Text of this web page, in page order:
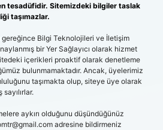
tesadüfidir. Sitemizdeki bilgiler taslak
taşımazlar.
gereğince Bilgi Teknolojileri ve İletişim
bir Yer Sağlayıcı olarak hizmet
içerikleri proaktif olarak denetleme
bulunmamaktadır. Ancak, üyelerimiz
taşımakta olup, siteye üye olarak
aykırı olduğunu düşündüğünüz
adresine bildirmeniz